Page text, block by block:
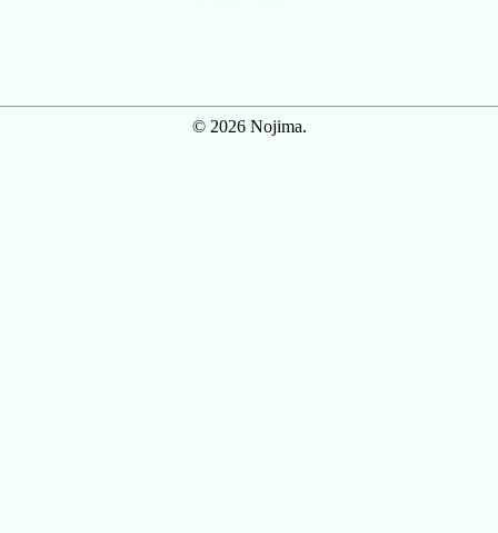
© 2026 Nojima.